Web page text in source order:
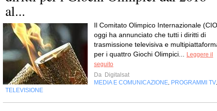
al...
Il Comitato Olimpico Internazionale
oggi ha annunciato che tutti i diritti di
trasmissione televisiva e
per i quattro Giochi Olimpici... Leggere il
seguito
Da Digitalsat
MEDIA E COMUNICAZIONE, PROGRAMMI TV,
TELEVISIONE